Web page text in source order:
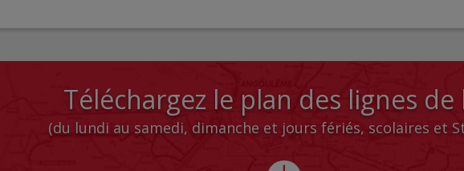
Téléchargez le plan des lignes de
(du lundi au samedi, dimanche et jours fériés, scolaires et